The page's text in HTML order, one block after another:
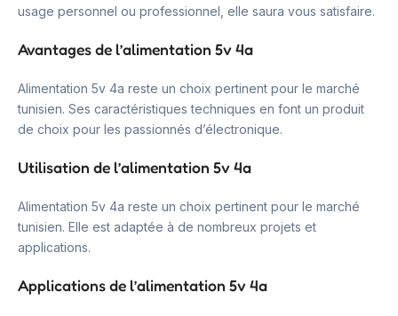
usage personnel ou professionnel, elle saura vous satisfaire.
Avantages de l’alimentation 5v 4a
Alimentation 5v 4a reste un choix pertinent pour le marché
tunisien. Ses caractéristiques techniques en font un produit
de choix pour les passionnés d’électronique.
Utilisation de l’alimentation 5v 4a
Alimentation 5v 4a reste un choix pertinent pour le marché
tunisien. Elle est adaptée à de nombreux projets et
applications.
Applications de l’alimentation 5v 4a